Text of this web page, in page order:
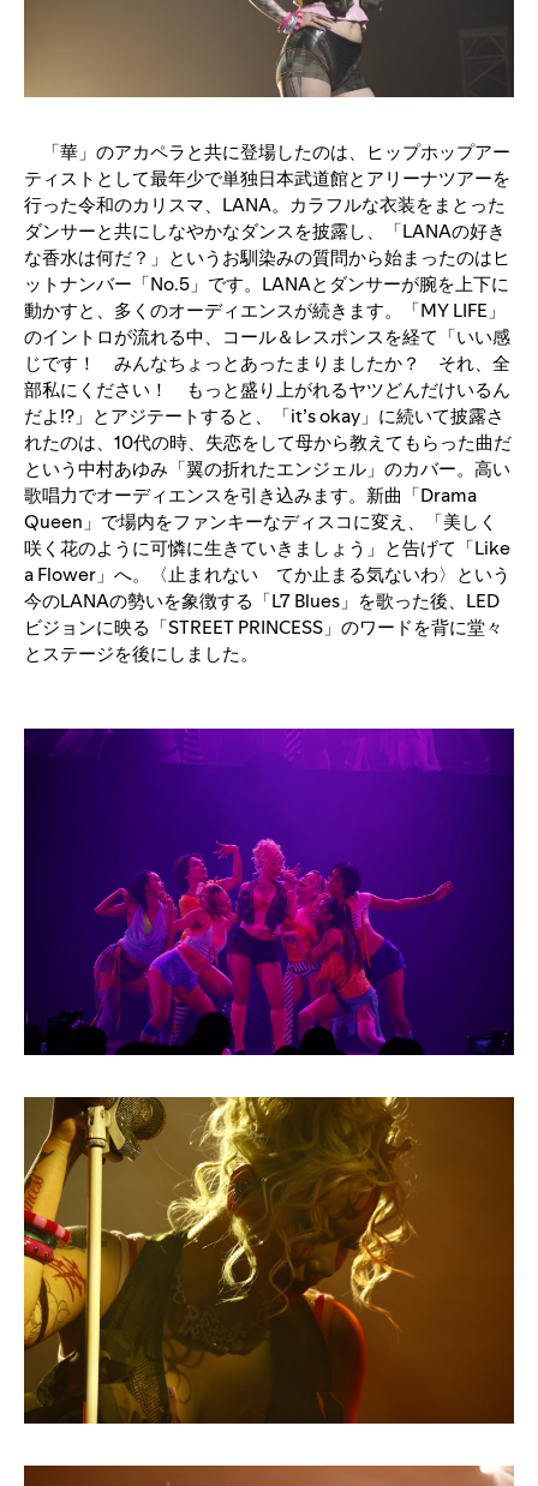
「華」のアカペラと共に登場したのは、ヒップホップアー
ティストとして最年少で単独日本武道館とアリーナツアーを
行った令和のカリスマ、LANA。カラフルな衣装をまとった
ダンサーと共にしなやかなダンスを披露し、「LANAの好き
な香水は何だ？」というお馴染みの質問から始まったのはヒ
ットナンバー「No.5」です。LANAとダンサーが腕を上下に
動かすと、多くのオーディエンスが続きます。「MY LIFE」
のイントロが流れる中、コール＆レスポンスを経て「いい感
じです！ みんなちょっとあったまりましたか？ それ、全
部私にください！ もっと盛り上がれるヤツどんだけいるん
だよ!?」とアジテートすると、「it’s okay」に続いて披露さ
れたのは、10代の時、失恋をして母から教えてもらった曲だ
という中村あゆみ「翼の折れたエンジェル」のカバー。高い
歌唱力でオーディエンスを引き込みます。新曲「Drama
Queen」で場内をファンキーなディスコに変え、「美しく
咲く花のように可憐に生きていきましょう」と告げて「Like
a Flower」へ。〈止まれない てか止まる気ないわ〉という
今のLANAの勢いを象徴する「L7 Blues」を歌った後、LED
ビジョンに映る「STREET PRINCESS」のワードを背に堂々
とステージを後にしました。